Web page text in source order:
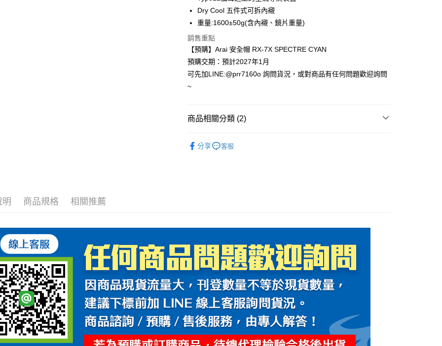
運送方式
全家取貨付款(安全帽一頂以上請選宅配)
每筆NT$60，滿NT$1,000(含以上)免運費
免運/全家超商取貨付款(安全帽一頂以上請選宅配)
每筆NT$60，滿NT$1,000(含以上)免運費
免運費
Dry Cool 五件式可拆內襯
重量:1600±50g(含內襯、鏡片重量)
銷售重點
【預購】Arai 安全帽 RX-7X SPECTRE CYAN
預購交期：預計2027年1月
可先加LINE:@prr7160o 詢問貨況，或對商品有任何問題歡迎詢問
~
商品相關分類 (2)
分享 客服
明 商品規格 相關推薦